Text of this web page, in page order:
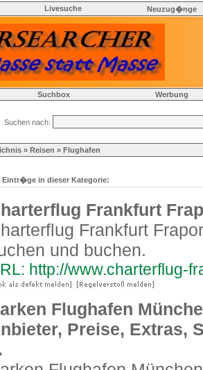
Livesuche Neuzug�nge
Suchbox Werbung
Suchen nach:
» Reisen » Flughafen
Eintr�ge in dieser Kategorie:
Frankfurt
Frankfurt
und buchen.
http://www.charterflug-
Flughafen
Preise, Extras,